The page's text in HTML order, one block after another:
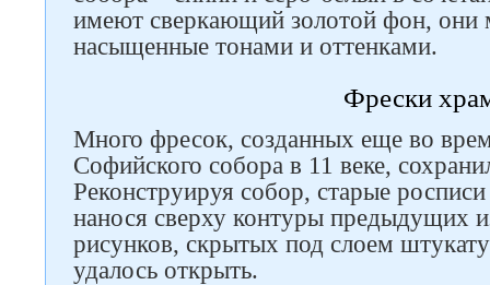
имеют сверкающий золотой фон, они
насыщенные тонами и оттенками.
Фрески
Много фресок, созданных еще во
Софийского собора в 11 веке,
Реконструируя собор, старые
нанося сверху контуры предыдущих
рисунков, скрытых под слоем
удалось открыть.